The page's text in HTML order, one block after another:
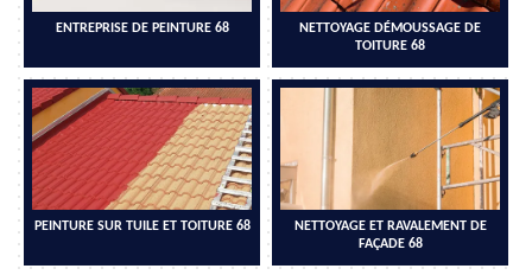
ENTREPRISE DE PEINTURE 68
NETTOYAGE DÉMOUSSAGE DE
TOITURE 68
PEINTURE SUR TUILE ET TOITURE 68
NETTOYAGE ET RAVALEMENT DE
FAÇADE 68